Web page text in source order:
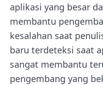
aplikasi yang besar
membantu
kesalahan saat
baru terdeteksi saat
sangat membantu
pengembang yang